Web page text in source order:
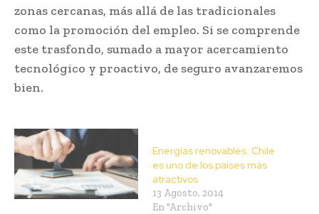
zonas cercanas, más allá de las tradicionales
como la promoción del empleo. Si se comprende
este trasfondo, sumado a mayor acercamiento
tecnológico y proactivo, de seguro avanzaremos
bien.
Energías renovables: Chile
es uno de los países más
atractivos
13 Agosto, 2014
En "Archivo"